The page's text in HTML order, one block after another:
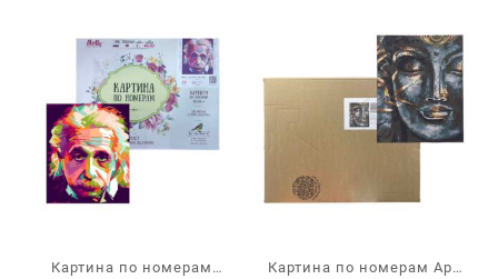
Картина по номерам
Картина по номерам Арт-